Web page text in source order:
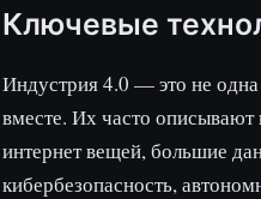
Ключевые
Индустрия 4.0 — это не одна
вместе. Их часто
интернет вещей, большие
кибербезопасность,